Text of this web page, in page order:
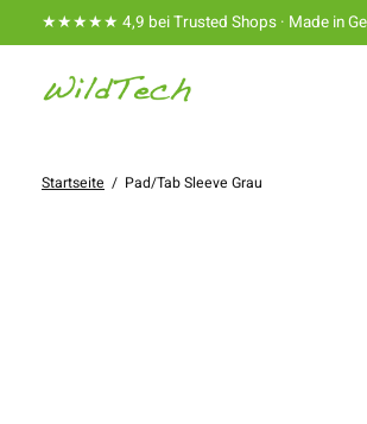
★★★★★ 4,9 bei Trusted Shops · Made in
Startseite / Pad/Tab Sleeve Grau